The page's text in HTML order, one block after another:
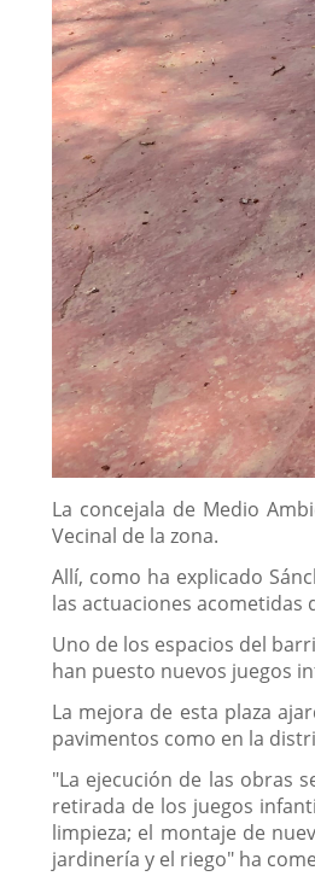
Descripción
La concejala de Medio
Vecinal de la zona.
Allí, como ha explicado
las actuaciones
Uno de los espacios del
han puesto nuevos juegos
La mejora de esta plaza
pavimentos como en la
"La ejecución de las obras
retirada de los juegos
limpieza; el montaje de
jardinería y el riego" ha